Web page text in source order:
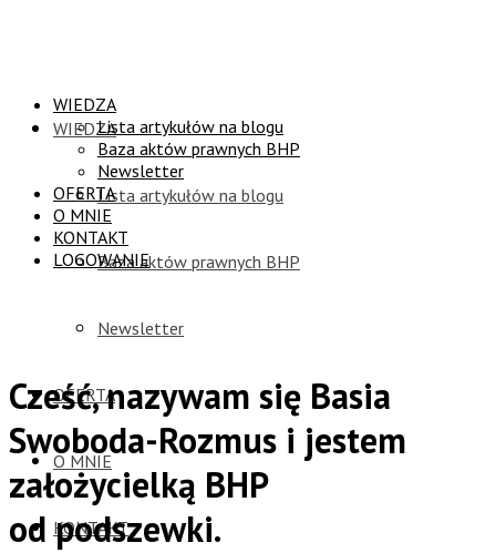
WIEDZA
Lista artykułów na blogu
Baza aktów prawnych BHP
Newsletter
OFERTA
O MNIE
KONTAKT
WIEDZA
Lista artykułów na blogu
Baza aktów prawnych BHP
Newsletter
OFERTA
O MNIE
KONTAKT
LOGOWANIE
Cześć, nazywam się Basia
Swoboda-Rozmus i jestem
założycielką BHP
od podszewki.